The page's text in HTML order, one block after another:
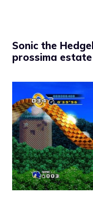
Sonic the
prossima estate